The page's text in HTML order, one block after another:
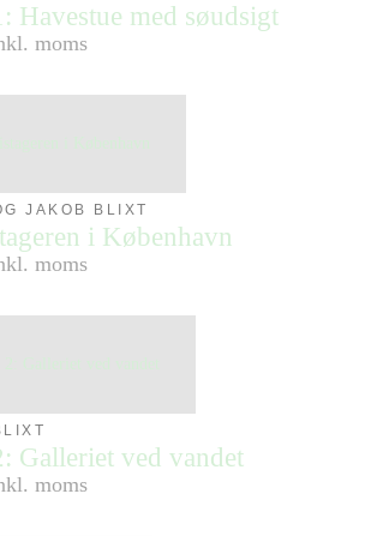
Havestue med søudsigt
moms
JAKOB BLIXT
i København
moms
Galleriet ved vandet
moms